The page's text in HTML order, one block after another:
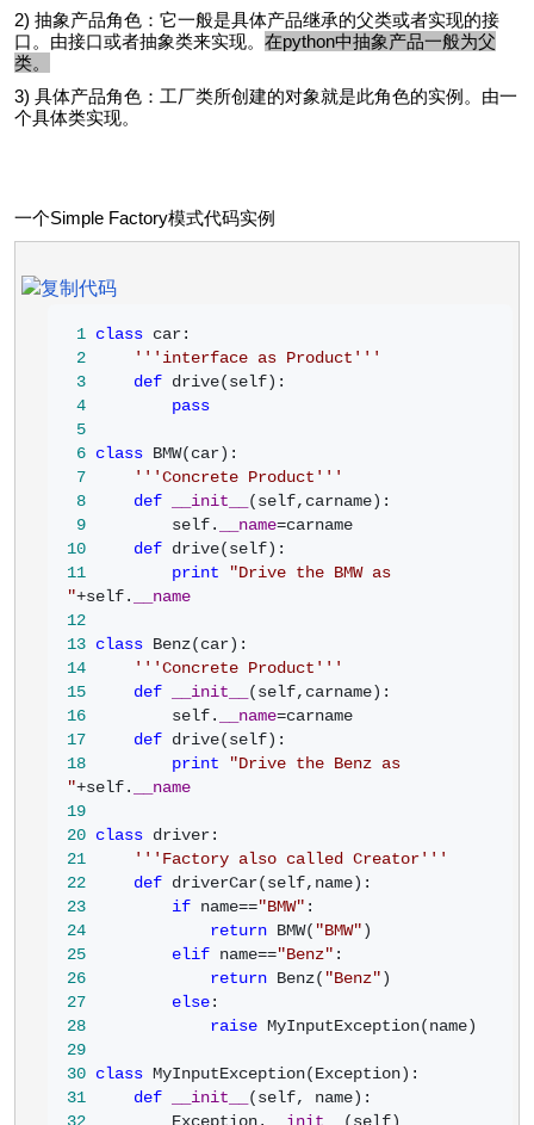
2) 抽象产品角色：它一般是具体产品继承的父类或者实现的接
口。由接口或者抽象类来实现。 在python中抽象产品一般为父
类。
3) 具体产品角色：工厂类所创建的对象就是此角色的实例。由一
个具体类实现。
一个Simple Factory模式代码实例
1 class
2
''' interface as Product '''
3
def
4
pass
5
6 class
7
''' Concrete Product '''
8
def __init__
9
         self.
__name=
10
def
11
print "
"+self.
__name
12
13 class
14
''' Concrete Product '''
15
def __init__
16
         self.
__name=
17
def
18
print "
"+self.
__name
19
20 class
21
''' Factory also called Creator '''
22
def
23
if name=="BMW"
24
return BMW( "BMW"
25
elif name=="Benz"
26
return Benz( "Benz"
27
else
28
raise
29
30 class
31
def __init__